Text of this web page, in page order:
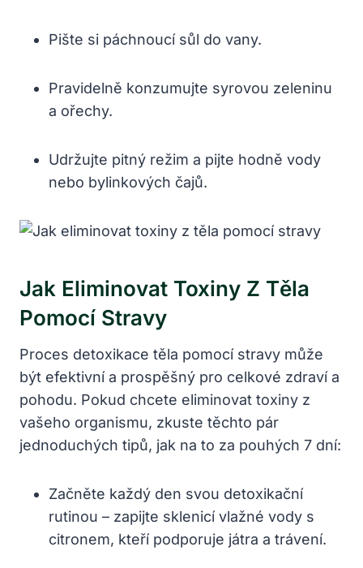
Pište si páchnoucí sůl do vany.
Pravidelně konzumujte syrovou zeleninu
a ořechy.
Udržujte pitný režim a pijte hodně vody
nebo bylinkových čajů.
Jak Eliminovat Toxiny Z Těla
Pomocí Stravy
Proces detoxikace těla pomocí stravy může
být efektivní a prospěšný pro celkové zdraví a
pohodu. Pokud chcete eliminovat toxiny z
vašeho organismu, zkuste těchto pár
jednoduchých tipů, jak na to za pouhých 7 dní:
Začněte každý den svou detoxikační
rutinou – zapijte sklenicí vlažné vody s
citronem, kteří podporuje játra a trávení.